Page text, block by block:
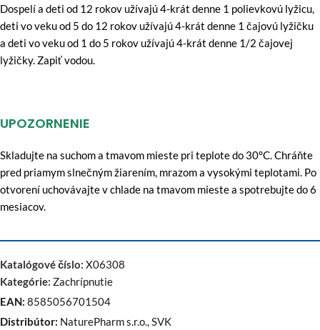
Dospelí a deti od 12 rokov užívajú 4-krát denne 1 polievkovú lyžicu,
deti vo veku od 5 do 12 rokov užívajú 4-krát denne 1 čajovú lyžičku
a deti vo veku od 1 do 5 rokov užívajú 4-krát denne 1/2 čajovej
lyžičky. Zapiť vodou.
UPOZORNENIE
Skladujte na suchom a tmavom mieste pri teplote do 30°C. Chráňte
pred priamym slnečným žiarením, mrazom a vysokými teplotami. Po
otvorení uchovávajte v chlade na tmavom mieste a spotrebujte do 6
mesiacov.
Katalógové číslo: X06308
Kategórie: Zachrípnutie
EAN: 8585056701504
Distribútor: NaturePharm s.r.o., SVK